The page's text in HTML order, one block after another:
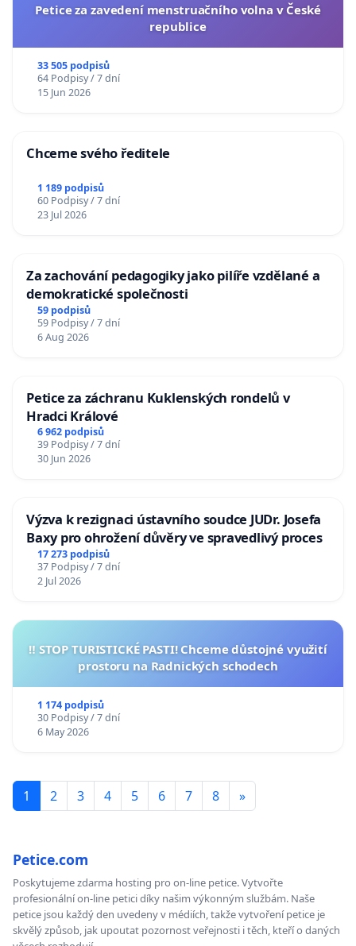
Petice za zavedení menstruačního volna v České
republice
33 505 podpisů
64 Podpisy / 7 dní
15 Jun 2026
Chceme svého ředitele
1 189 podpisů
60 Podpisy / 7 dní
23 Jul 2026
Za zachování pedagogiky jako pilíře vzdělané a
demokratické společnosti
59 podpisů
59 Podpisy / 7 dní
6 Aug 2026
Petice za záchranu Kuklenských rondelů v
Hradci Králové
6 962 podpisů
39 Podpisy / 7 dní
30 Jun 2026
Výzva k rezignaci ústavního soudce JUDr. Josefa
Baxy pro ohrožení důvěry ve spravedlivý proces
17 273 podpisů
37 Podpisy / 7 dní
2 Jul 2026
‼️ STOP TURISTICKÉ PASTI! Chceme důstojné využití
prostoru na Radnických schodech
1 174 podpisů
30 Podpisy / 7 dní
6 May 2026
1 2 3 4 5 6 7 8 »
Petice.com
Poskytujeme zdarma hosting pro on-line petice. Vytvořte
profesionální on-line petici díky našim výkonným službám. Naše
petice jsou každý den uvedeny v médiích, takže vytvoření petice je
skvělý způsob, jak upoutat pozornost veřejnosti i těch, kteří o daných